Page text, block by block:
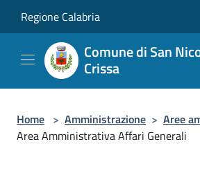
Regione Calabria
Comune di San
Crissa
Home > Amministrazione > Aree
Area Amministrativa Affari Generali